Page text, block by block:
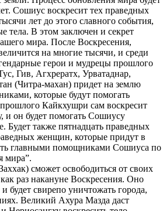
Сошиус воскресит тех праведных
лет до этого славного события,
тела. В этом заключен и секрет
мира. После Воскресения,
на многие тысячи, и среди
герои и мудрецы прошлого
Гив, Агхрератх, Урватаднар,
(Читра-махан) придет на землю
которые будут помогать
Кайкхушри сам воскресит
и он будет помогать Сошиусу
Будет также пятнадцать праведных
женщин, которые придут в
главными помощниками Сошиуса по
мира”.
сможет освободиться от своих
раз накануне Воскресения. Оно
будет свирепо уничтожать города,
Великий Ахура Мазда даст